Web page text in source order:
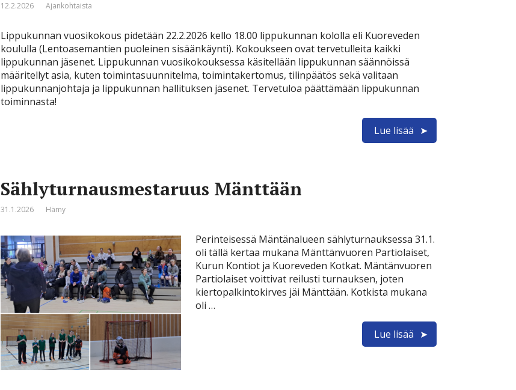
12.2.2026 Ajankohtaista
Lippukunnan vuosikokous pidetään 22.2.2026 kello 18.00 lippukunnan kololla eli Kuoreveden
koululla (Lentoasemantien puoleinen sisäänkäynti). Kokoukseen ovat tervetulleita kaikki
lippukunnan jäsenet. Lippukunnan vuosikokouksessa käsitellään lippukunnan säännöissä
määritellyt asia, kuten toimintasuunnitelma, toimintakertomus, tilinpäätös sekä valitaan
lippukunnanjohtaja ja lippukunnan hallituksen jäsenet. Tervetuloa päättämään lippukunnan
toiminnasta!
Lue lisää
Sählyturnausmestaruus Mänttään
31.1.2026 Hämy
Perinteisessä Mäntänalueen sählyturnauksessa 31.1.
oli tällä kertaa mukana Mänttänvuoren Partiolaiset,
Kurun Kontiot ja Kuoreveden Kotkat. Mäntänvuoren
Partiolaiset voittivat reilusti turnauksen, joten
kiertopalkintokirves jäi Mänttään. Kotkista mukana
oli …
Lue lisää